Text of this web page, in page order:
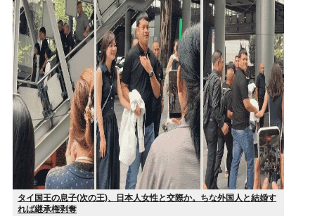
タイ国王の息子(次の王)、日本人女性と交際か。ちな外国人と結婚す
れば継承権剥奪